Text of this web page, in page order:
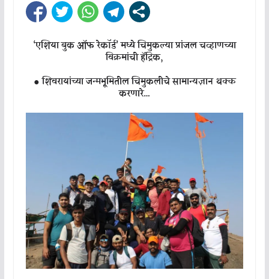
‘एशिया बुक ऑफ रेकॉर्ड’ मध्ये चिमुकल्या प्रांजल चव्हाणच्या
विक्रमांची हॅट्रिक,
● शिवरायांच्या जन्मभूमितील चिमुकलीचे सामान्यज्ञान थक्क
करणारे…